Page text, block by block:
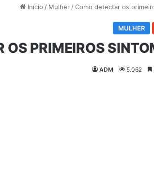
Início / Mulher /Como detectar os
MULHER
OS PRIMEIROS
ADM 5.062